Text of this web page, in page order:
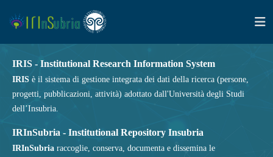
IRIS - Institutional Research Information System
IRIS è il sistema di gestione integrata dei dati della ricerca (persone,
progetti, pubblicazioni, attività) adottato dall'Università degli Studi
dell’Insubria.
IRInSubria - Institutional Repository Insubria
IRInSubria raccoglie, conserva, documenta e dissemina le